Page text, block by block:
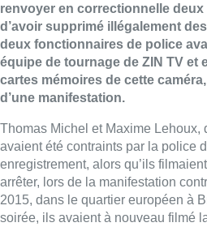
renvoyer en correctionnelle
d’avoir supprimé illégalement
deux fonctionnaires de police
équipe de tournage de ZIN TV et
cartes mémoires de cette
d’une manifestation.
Thomas Michel et Maxime Lehoux,
avaient été contraints par la police
enregistrement, alors qu’ils
arrêter, lors de la manifestation
2015, dans le quartier européen à
soirée, ils avaient à nouveau filmé